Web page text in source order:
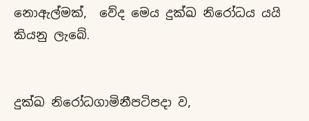
නොඇල්මක්, වේද මෙය දුක්ඛ නිරෝධය යයි
කියනු ලැබේ.
දුක්ඛ නිරෝධගාමිනීපටිපදා ව,